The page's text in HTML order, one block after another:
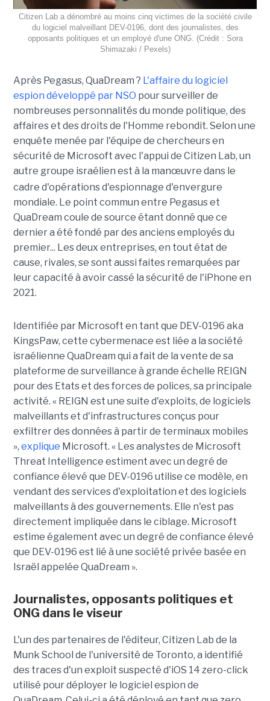
Citizen Lab a dénombré au moins cinq victimes de la société civile
du logiciel malveillant DEV-0196, dont des journalistes, des
opposants politiques et un employé d'une ONG. (Crédit : Sora
Shimazaki / Pexels)
Après Pegasus, QuaDream ? L'affaire du logiciel
espion développé par NSO pour surveiller de
nombreuses personnalités du monde politique, des
affaires et des droits de l'Homme rebondit. Selon une
enquête menée par l'équipe de chercheurs en
sécurité de Microsoft avec l'appui de Citizen Lab, un
autre groupe israélien est à la manœuvre dans le
cadre d'opérations d'espionnage d'envergure
mondiale. Le point commun entre Pegasus et
QuaDream coule de source étant donné que ce
dernier a été fondé par des anciens employés du
premier... Les deux entreprises, en tout état de
cause, rivales, se sont aussi faites remarquées par
leur capacité à avoir cassé la sécurité de l'iPhone en
2021.
Identifiée par Microsoft en tant que DEV-0196 aka
KingsPaw, cette cybermenace est liée a la société
israélienne QuaDream qui a fait de la vente de sa
plateforme de surveillance à grande échelle REIGN
pour des Etats et des forces de polices, sa principale
activité. « REIGN est une suite d'exploits, de logiciels
malveillants et d'infrastructures conçus pour
exfiltrer des données à partir de terminaux mobiles
», explique Microsoft. « Les analystes de Microsoft
Threat Intelligence estiment avec un degré de
confiance élevé que DEV-0196 utilise ce modèle, en
vendant des services d'exploitation et des logiciels
malveillants à des gouvernements. Elle n'est pas
directement impliquée dans le ciblage. Microsoft
estime également avec un degré de confiance élevé
que DEV-0196 est lié à une société privée basée en
Israël appelée QuaDream ».
Journalistes, opposants politiques et
ONG dans le viseur
L'un des partenaires de l'éditeur, Citizen Lab de la
Munk School de l'université de Toronto, a identifié
des traces d'un exploit suspecté d'iOS 14 zero-click
utilisé pour déployer le logiciel espion de